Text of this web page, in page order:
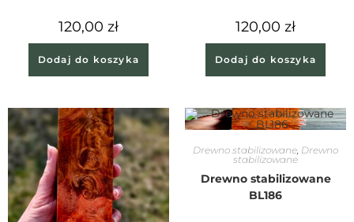
120,00 zł
Dodaj do koszyka
120,00 zł
Dodaj do koszyka
Drewno stabilizowane, Drewno
stabilizowane
Drewno stabilizowane
BL186